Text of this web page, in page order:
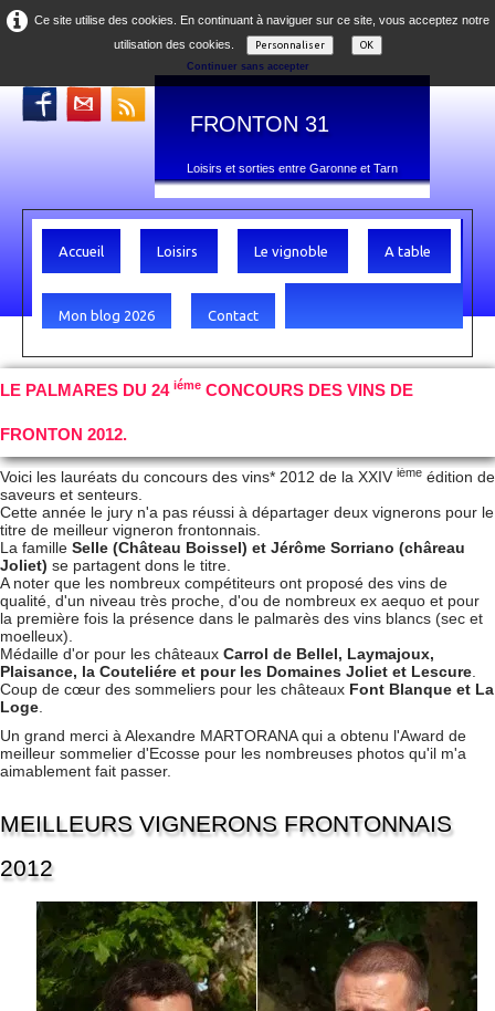
Ce site utilise des cookies. En continuant à naviguer sur ce site, vous acceptez notre
utilisation des cookies.
Personnaliser
OK
Continuer sans accepter
FRONTON 31
Loisirs et sorties entre Garonne et Tarn
Accueil Loisirs Le vignoble A table
Mon blog 2026 Contact
LE PALMARES DU 24 iéme CONCOURS DES VINS DE
FRONTON 2012.
Voici les lauréats du concours des vins* 2012 de la XXIV iéme édition de
saveurs et senteurs.
Cette année le jury n'a pas réussi à départager deux vignerons pour le
titre de meilleur vigneron frontonnais.
La famille Selle (Château Boissel) et Jérôme Sorriano (châreau
Joliet) se partagent dons le titre.
A noter que les nombreux compétiteurs ont proposé des vins de
qualité, d'un niveau très proche, d'ou de nombreux ex aequo et pour
la première fois la présence dans le palmarès des vins blancs (sec et
moelleux).
Médaille d'or pour les châteaux Carrol de Bellel, Laymajoux,
Plaisance, la Couteliére et pour les Domaines Joliet et Lescure
Coup de cœur des sommeliers pour les châteaux Font Blanque et La
Loge
Un grand merci à Alexandre MARTORANA qui a obtenu l'Award de
meilleur sommelier d'Ecosse pour les nombreuses photos qu'il m'a
aimablement fait passer.
MEILLEURS VIGNERONS FRONTONNAIS
2012